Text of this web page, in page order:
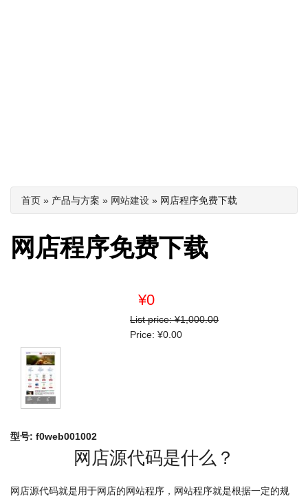
你在这里
首页 » 产品与方案 » 网站建设 » 网店程序免费下载
网店程序免费下载
¥0
List price: ¥1,000.00
Price: ¥0.00
型号: f0web001002
网店源代码是什么？
网店源代码就是用于网店的网站程序，网站程序就是根据一定的规